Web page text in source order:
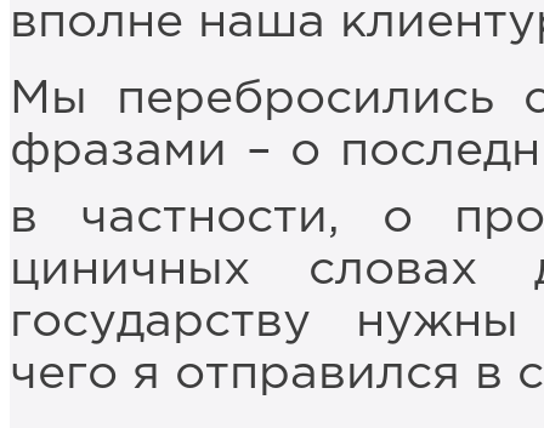
вполне наша
Мы перебросились
фразами – о
в частности, о
циничных
государству
чего я отправился в